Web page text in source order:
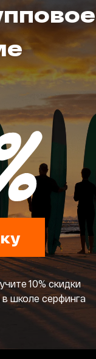
10% скидки
школе серфинга